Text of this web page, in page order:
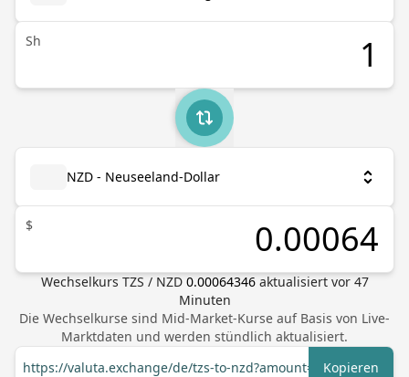
Sh
NZD - Neuseeland-Dollar
$
Wechselkurs TZS / NZD 0.00064346 aktualisiert vor 47
Minuten
Die Wechselkurse sind Mid-Market-Kurse auf Basis von Live-
Marktdaten und werden stündlich aktualisiert.
https://valuta.exchange/de/tzs-to-nzd?amount=1
Kopieren